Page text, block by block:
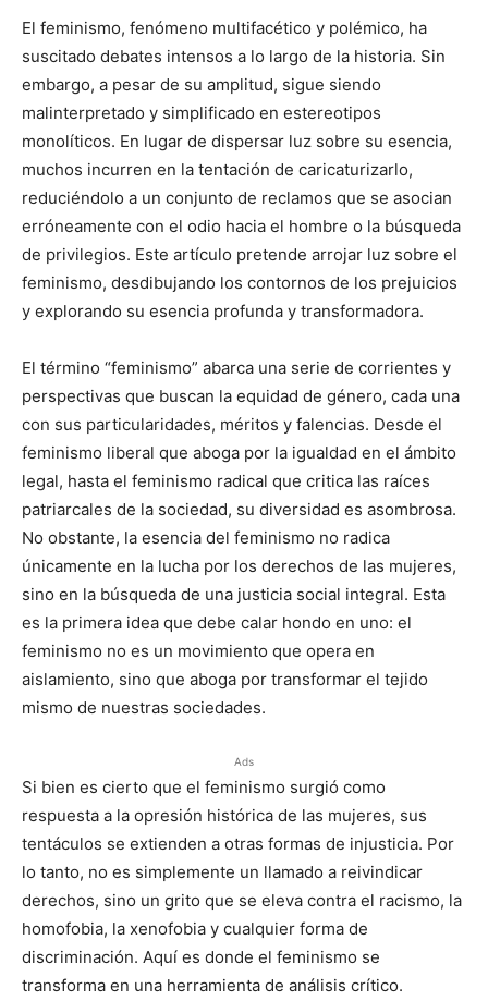
El feminismo, fenómeno multifacético y polémico, ha
suscitado debates intensos a lo largo de la historia. Sin
embargo, a pesar de su amplitud, sigue siendo
malinterpretado y simplificado en estereotipos
monolíticos. En lugar de dispersar luz sobre su esencia,
muchos incurren en la tentación de caricaturizarlo,
reduciéndolo a un conjunto de reclamos que se asocian
erróneamente con el odio hacia el hombre o la búsqueda
de privilegios. Este artículo pretende arrojar luz sobre el
feminismo, desdibujando los contornos de los prejuicios
y explorando su esencia profunda y transformadora.
El término “feminismo” abarca una serie de corrientes y
perspectivas que buscan la equidad de género, cada una
con sus particularidades, méritos y falencias. Desde el
feminismo liberal que aboga por la igualdad en el ámbito
legal, hasta el feminismo radical que critica las raíces
patriarcales de la sociedad, su diversidad es asombrosa.
No obstante, la esencia del feminismo no radica
únicamente en la lucha por los derechos de las mujeres,
sino en la búsqueda de una justicia social integral. Esta
es la primera idea que debe calar hondo en uno: el
feminismo no es un movimiento que opera en
aislamiento, sino que aboga por transformar el tejido
mismo de nuestras sociedades.
Ads
Si bien es cierto que el feminismo surgió como
respuesta a la opresión histórica de las mujeres, sus
tentáculos se extienden a otras formas de injusticia. Por
lo tanto, no es simplemente un llamado a reivindicar
derechos, sino un grito que se eleva contra el racismo, la
homofobia, la xenofobia y cualquier forma de
discriminación. Aquí es donde el feminismo se
transforma en una herramienta de análisis crítico.